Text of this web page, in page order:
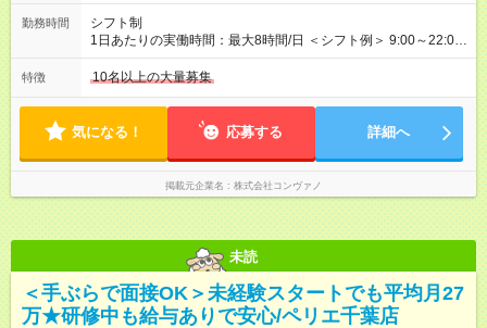
万4，701円 ＜別途支給手当＞ ・インセンティブ：月10万円以
上も可能！ ・賞与：年2回(6月/12月)※業績による ・交通費：月
たり) ・回数：随時 ・反映時期：次月の給与から ・評価手法：
社内評価に基づく ※あなたの頑張りをしっかり評価します！で
きることが増えるほどお給料に反映される環境です。 【試用期
間】試用期間あり 試用期間の長さ：6ヶ月 ※ 雇用形態と給与
に、本採用時と異なる部分があります。 雇用形態：中途採用
（契約社員） 給与：月給 220,000円以上 上記額にはみなし残業
代 8,552円／月 みなし残業時間 5.5時間／月
勤務時間
シフト制
1日あたりの実働時間：最大8時間/日 ＜シフト例＞ 9:00～22:00
でのシフト制（実働8時間／休憩60分） ※残業時間は月平均で
10時間程度 ※営業時間は【平日】11：00～22：00、【土日祝】
ます。
特徴 10名以上の大量募集
気になる！ 応募する 詳細へ
掲載元企業名 株式会社コンヴァノ
未読
＜手ぶらで面接OK＞未経験スタートでも平均月27
万★研修中も給与ありで安心/ペリエ千葉店